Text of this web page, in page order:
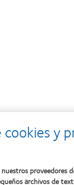
y
proveedores
archivos de